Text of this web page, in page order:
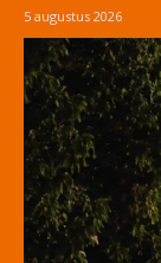
5 augustus 2026